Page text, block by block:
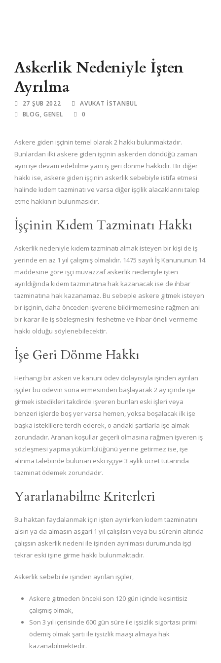
Askerlik Nedeniyle İşten
Ayrılma
27 ŞUB 2022
AVUKAT ISTANBUL
BLOG, GENEL 0
Askere giden işçinin temel olarak 2 hakkı bulunmaktadır.
Bunlardan ilki askere giden işçinin askerden döndüğü zaman
aynı işe devam edebilme yani iş geri dönme hakkıdır. Bir diğer
hakkı ise, askere giden işçinin askerlik sebebiyle istifa etmesi
halinde kıdem tazminatı ve varsa diğer işçilik alacaklarını talep
etme hakkının bulunmasıdır.
İşçinin Kıdem Tazminatı Hakkı
Askerlik nedeniyle kıdem tazminatı almak isteyen bir kişi de iş
yerinde en az 1 yıl çalışmış olmalıdır. 1475 sayılı İş Kanununun 14.
maddesine göre işçi muvazzaf askerlik nedeniyle işten
ayrıldığında kıdem tazminatına hak kazanacak ise de ihbar
tazminatına hak kazanamaz. Bu sebeple askere gitmek isteyen
bir işçinin, daha önceden işverene bildirmemesine rağmen ani
bir karar ile iş sözleşmesini feshetme ve ihbar öneli vermeme
hakkı olduğu söylenebilecektir.
İşe Geri Dönme Hakkı
Herhangi bir askeri ve kanuni ödev dolayısıyla işinden ayrılan
işçiler bu ödevin sona ermesinden başlayarak 2 ay içinde işe
girmek istedikleri takdirde işveren bunları eski işleri veya
benzeri işlerde boş yer varsa hemen, yoksa boşalacak ilk işe
başka isteklilere tercih ederek, o andaki şartlarla işe almak
zorundadır. Aranan koşullar geçerli olmasına rağmen işveren iş
sözleşmesi yapma yükümlülüğünü yerine getirmez ise, işe
alınma talebinde bulunan eski işçiye 3 aylık ücret tutarında
tazminat ödemek zorundadır.
Yararlanabilme Kriterleri
Bu haktan faydalanmak için işten ayrılırken kıdem tazminatını
alsın ya da almasın asgari 1 yıl çalışılsın veya bu sürenin altında
çalışsın askerlik nedeni ile işinden ayrılması durumunda işçi
tekrar eski işine girme hakkı bulunmaktadır.
Askerlik sebebi ile işinden ayrılan işçiler,
Askere gitmeden önceki son 120 gün içinde kesintisiz
çalışmış olmak,
Son 3 yıl içerisinde 600 gün süre ile işsizlik sigortası primi
ödemiş olmak şartı ile işsizlik maaşı almaya hak
kazanabilmektedir.